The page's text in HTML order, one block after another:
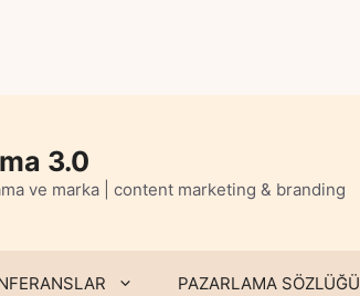
3.0
ve marka | content marketing & branding
PAZARLAMA SÖZLÜĞÜ